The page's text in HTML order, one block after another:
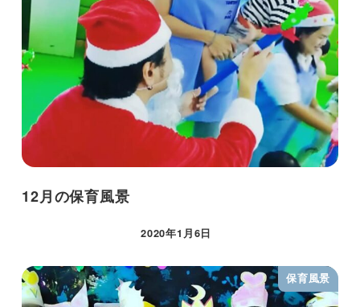
12月の保育風景
2020年1月6日
保育風景